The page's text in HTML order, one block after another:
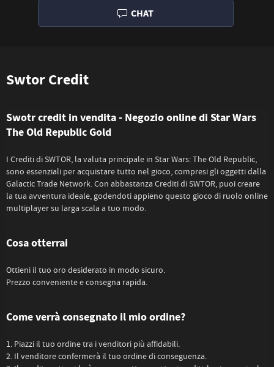
Swtor Credit
Swotr credit in vendita - Negozio online di Star Wars
The Old Republic Gold
I Crediti di SWTOR, la valuta principale in Star Wars: The Old Republic,
sono essenziali per acquistare tutto nel gioco, compresi gli oggetti dalla
Galactic Trade Network. Con abbastanza Crediti di SWTOR, puoi creare
la tua avventura ideale, godendoti appieno questo gioco di ruolo online
multiplayer su larga scala a tuo modo.
Cosa otterrai
Ottieni il tuo oro desiderato in modo sicuro.
Prezzo conveniente e consegna rapida.
Come verrà consegnato il mio ordine?
1. Piazzi il tuo ordine tra i venditori più affidabili.
2. Il venditore confermerà il tuo ordine di conseguenza.
CHAT